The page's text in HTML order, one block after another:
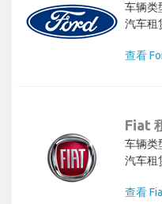
车辆类
汽车租
查看
Fiat
车辆类
汽车租
查看